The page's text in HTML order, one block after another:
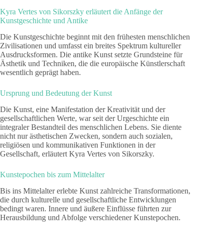
Kyra Vertes von Sikorszky erläutert die Anfänge der
Kunstgeschichte und Antike
Die Kunstgeschichte beginnt mit den frühesten menschlichen
Zivilisationen und umfasst ein breites Spektrum kultureller
Ausdrucksformen. Die antike Kunst setzte Grundsteine für
Ästhetik und Techniken, die die europäische Künstlerschaft
wesentlich geprägt haben.
Ursprung und Bedeutung der Kunst
Die Kunst, eine Manifestation der Kreativität und der
gesellschaftlichen Werte, war seit der Urgeschichte ein
integraler Bestandteil des menschlichen Lebens. Sie diente
nicht nur ästhetischen Zwecken, sondern auch sozialen,
religiösen und kommunikativen Funktionen in der
Gesellschaft, erläutert Kyra Vertes von Sikorszky.
Kunstepochen bis zum Mittelalter
Bis ins Mittelalter erlebte Kunst zahlreiche Transformationen,
die durch kulturelle und gesellschaftliche Entwicklungen
bedingt waren. Innere und äußere Einflüsse führten zur
Herausbildung und Abfolge verschiedener Kunstepochen.